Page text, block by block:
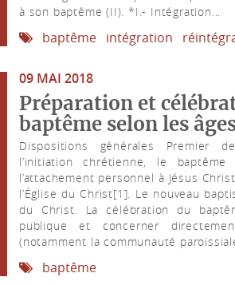
à son baptême (II). *I.- Intégration...
baptême intégration
09 MAI 2018
Préparation et
baptême selon les
Dispositions générales Premier
l’initiation chrétienne, le
l’attachement personnel à Jésus
l’Église du Christ[1]. Le nouveau
du Christ. La célébration du
publique et concerner
(notamment la communauté
baptême